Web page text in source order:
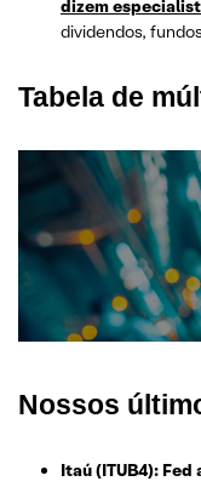
dizem
dividendos,
Tabela de
Nossos
Itaú (ITUB4):